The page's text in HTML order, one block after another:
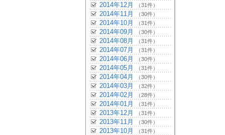
2014年12月 （31件）
2014年11月 （30件）
2014年10月 （31件）
2014年09月 （30件）
2014年08月 （31件）
2014年07月 （31件）
2014年06月 （30件）
2014年05月 （31件）
2014年04月 （30件）
2014年03月 （32件）
2014年02月 （28件）
2014年01月 （31件）
2013年12月 （31件）
2013年11月 （30件）
2013年10月 （31件）